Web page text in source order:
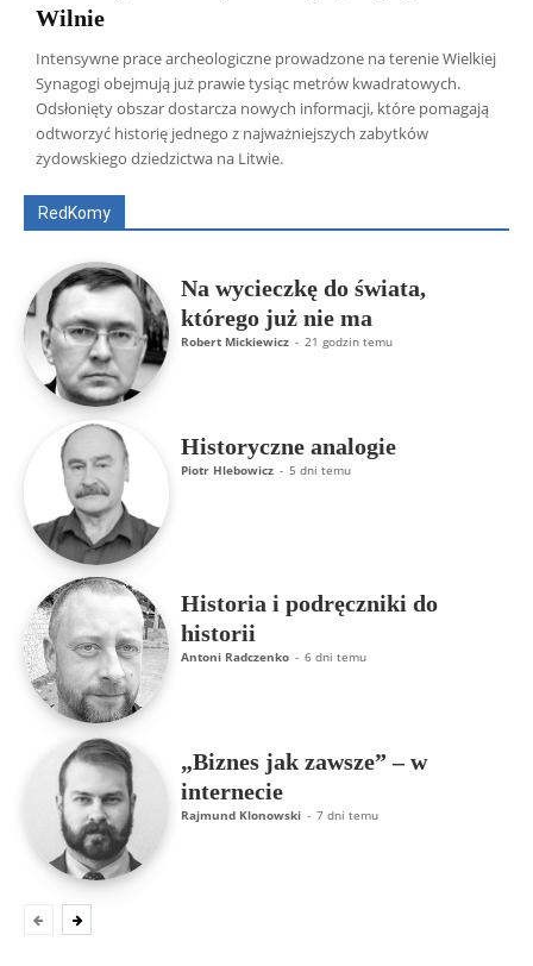
Wilnie
Intensywne prace archeologiczne prowadzone na terenie Wielkiej
Synagogi obejmują już prawie tysiąc metrów kwadratowych.
Odsłonięty obszar dostarcza nowych informacji, które pomagają
odtworzyć historię jednego z najważniejszych zabytków
żydowskiego dziedzictwa na Litwie.
RedKomy
Wszyscy Aleksander Borowik
Antoni Radczenko
Artur Płokszto
Grzegorz Górny
ks. Jarosław Wąsowicz SDB
Na wycieczkę do świata,
którego już nie ma
Robert Mickiewicz - 21 godzin temu
Historyczne analogie
Piotr Hlebowicz - 5 dni temu
Historia i podręczniki do
historii
Antoni Radczenko - 6 dni temu
„Biznes jak zawsze” – w
internecie
Rajmund Klonowski - 7 dni temu